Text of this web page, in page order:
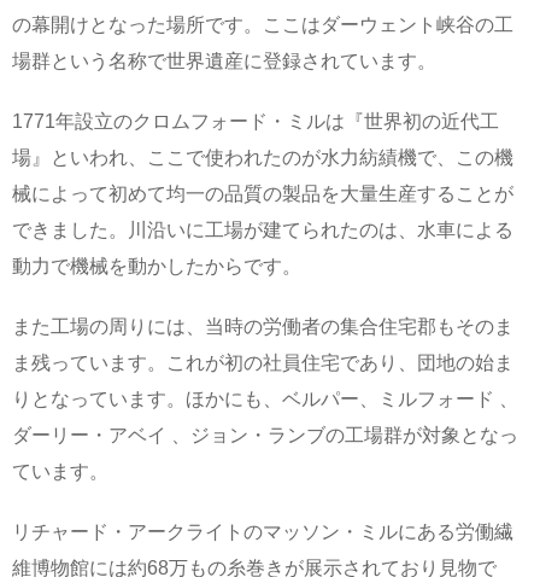
の幕開けとなった場所です。ここはダーウェント峡谷の工
場群という名称で世界遺産に登録されています。
1771年設立のクロムフォード・ミルは『世界初の近代工
場』といわれ、ここで使われたのが水力紡績機で、この機
械によって初めて均一の品質の製品を大量生産することが
できました。川沿いに工場が建てられたのは、水車による
動力で機械を動かしたからです。
また工場の周りには、当時の労働者の集合住宅郡もそのま
ま残っています。これが初の社員住宅であり、団地の始ま
りとなっています。ほかにも、ベルパー、ミルフォード 、
ダーリー・アベイ 、ジョン・ランブの工場群が対象となっ
ています。
リチャード・アークライトのマッソン・ミルにある労働繊
維博物館には約68万もの糸巻きが展示されており見物で